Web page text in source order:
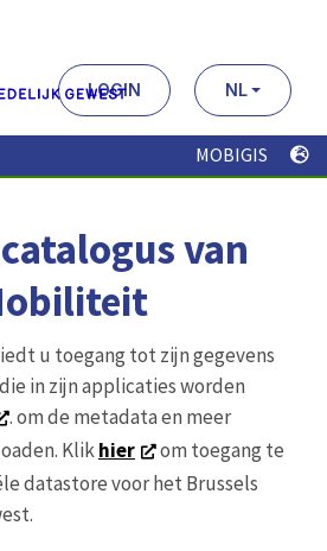
LOGIN NL
MOBIGIS
van
u toegang tot zijn gegevens
in zijn applicaties worden
. om de metadata en meer
Klikhier
om toegang te
datastore voor het Brussels